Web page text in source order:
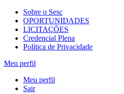
Sobre o Sesc
OPORTUNIDADES
LICITAÇÕES
Credencial Plena
Política de Privacidade
Meu perfil
Meu perfil
Sair